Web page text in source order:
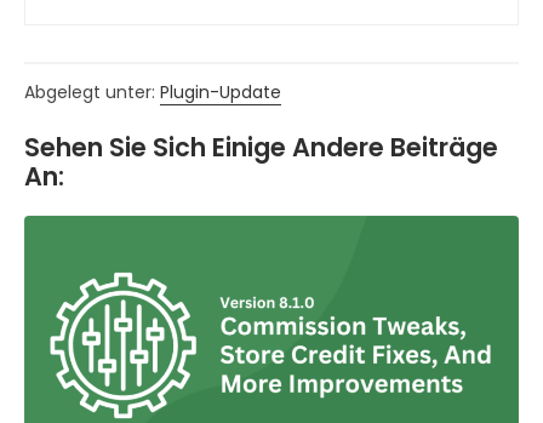
Abgelegt unter: Plugin-Update
Sehen Sie Sich Einige Andere Beiträge
An: